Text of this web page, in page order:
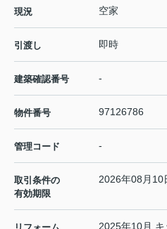
現況 空家
引渡し 即時
建築確認番号 -
物件番号 97126786
管理コード -
取引条件の
有効期限
2026年08月10
2025年10月